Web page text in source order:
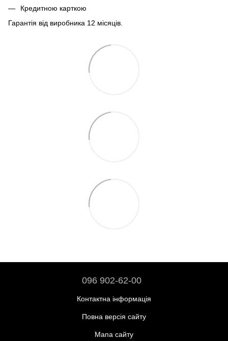
Кредитною карткою
Гарантія від виробника 12 місяців.
096 902-62-00
Контактна інформація
Повна версія сайту
Мапа сайту